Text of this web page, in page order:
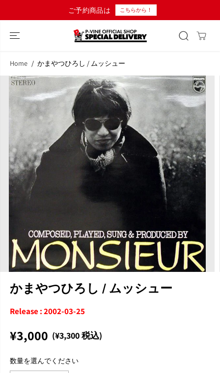
ご予約商品は こちらから！
Home かまやつひろし / ムッシュー
商品情報へスキ
ップ
かまやつひろし / ムッシュー
Release : 2002-03-25
通
価
¥3,000 (¥3,300 税込)
完
数量を選んでください